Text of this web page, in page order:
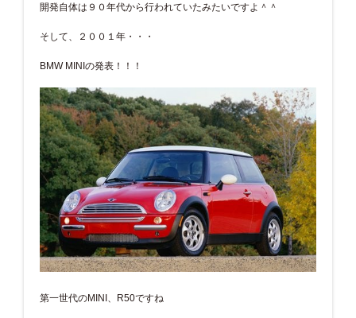
開発自体は９０年代から行われていたみたいですよ＾＾
そして、２００１年・・・
BMW MINIの発表！！！
第一世代のMINI、R50ですね